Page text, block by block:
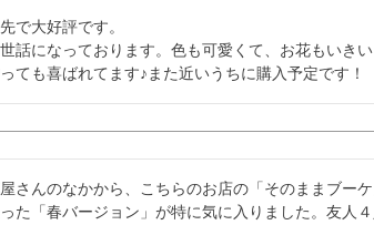
で大好評です。
話になっております。色も可愛くて、お花もいき
ても喜ばれてます♪また近いうちに購入予定です！
さんのなかから、こちらのお店の「そのままブー
た「春バージョン」が特に気に入りました。友人